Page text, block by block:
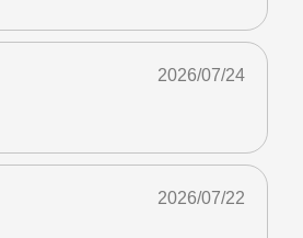
2026/07/24
2026/07/22